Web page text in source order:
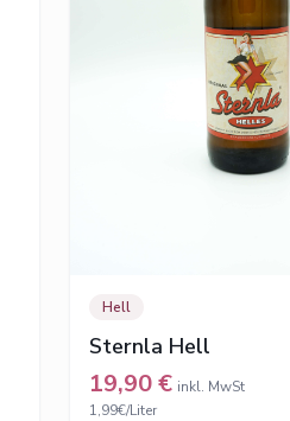
Hell
Sternla Hell
19,90€ inkl. MwSt
1,99€/Liter